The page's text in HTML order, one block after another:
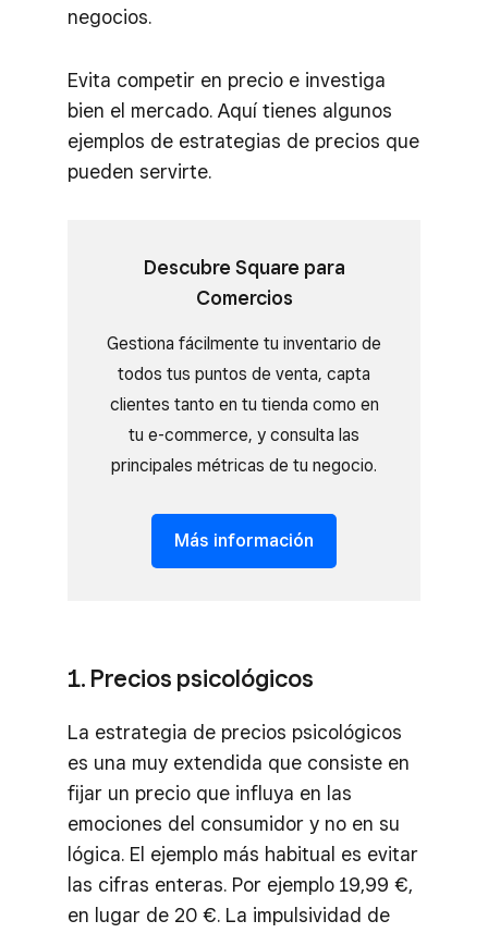
negocios.
Evita competir en precio e investiga
bien el mercado. Aquí tienes algunos
ejemplos de estrategias de precios que
pueden servirte.
Descubre Square para
Comercios
Gestiona fácilmente tu inventario de
todos tus puntos de venta, capta
clientes tanto en tu tienda como en
tu e-commerce, y consulta las
principales métricas de tu negocio.
Más información
1. Precios psicológicos
La estrategia de precios psicológicos
es una muy extendida que consiste en
fijar un precio que influya en las
emociones del consumidor y no en su
lógica. El ejemplo más habitual es evitar
las cifras enteras. Por ejemplo 19,99 €,
en lugar de 20 €. La impulsividad de